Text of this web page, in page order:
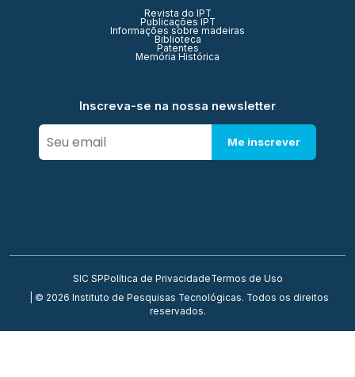
Revista do IPT
Publicações IPT
Informações sobre madeiras
Biblioteca
Patentes
Memória Histórica
Inscreva-se na nossa newsletter
Me inscrever
SIC SP Política de PrivacidadeTermos de Uso
| © 2026 Instituto de Pesquisas Tecnológicas. Todos os direitos
reservados.